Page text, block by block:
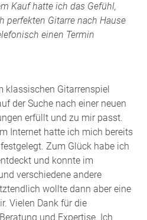
Kauf hatte ich das Gefühl,
perfekten Gitarre nach Hause
einen Termin
klassischen Gitarrenspiel
der Suche nach einer neuen
erfüllt und zu mir passt.
Internet hatte ich mich bereits
Zum Glück habe ich
und konnte im
verschiedene andere
wollte dann aber eine
Vielen Dank für die
und Expertise. Ich